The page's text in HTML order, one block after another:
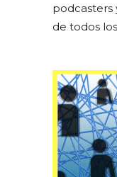
podcasters
de todos